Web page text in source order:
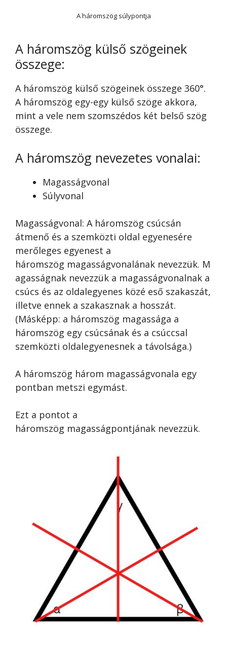
A háromszög súlypontja
A háromszög külső szögeinek
összege:
A háromszög külső szögeinek összege 360°.
A háromszög egy-egy külső szöge akkora,
mint a vele nem szomszédos két belső szög
összege.
A háromszög nevezetes vonalai:
Magasságvonal
Súlyvonal
Magasságvonal: A háromszög csúcsán
átmenő és a szemközti oldal egyenesére
merőleges egyenest a
háromszög magasságvonalának nevezzük. M
agasságnak nevezzük a magasságvonalnak a
csúcs és az oldalegyenes közé eső szakaszát,
illetve ennek a szakasznak a hosszát.
(Másképp: a háromszög magassága a
háromszög egy csúcsának és a csúccsal
szemközti oldalegyenesnek a távolsága.)
A háromszög három magasságvonala egy
pontban metszi egymást.
Ezt a pontot a
háromszög magasságpontjának nevezzük.